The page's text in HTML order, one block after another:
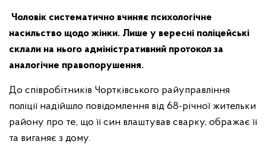
Чоловік систематично вчиняє психологічне
насильство щодо жінки. Лише у вересні поліцейські
склали на нього адміністративний протокол за
аналогічне правопорушення.
До співробітників Чортківського райуправління
поліції надійшло повідомлення від 68-річної жительки
району про те, що її син влаштував сварку, ображає її
та виганяє з дому.